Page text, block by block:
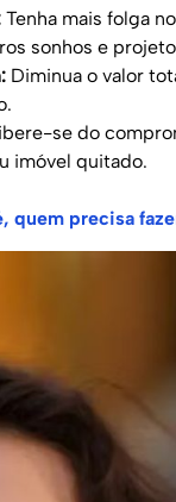
Tenha mais folga
sonhos e
Diminua o valor
se do
imóvel quitado.
quem precisa